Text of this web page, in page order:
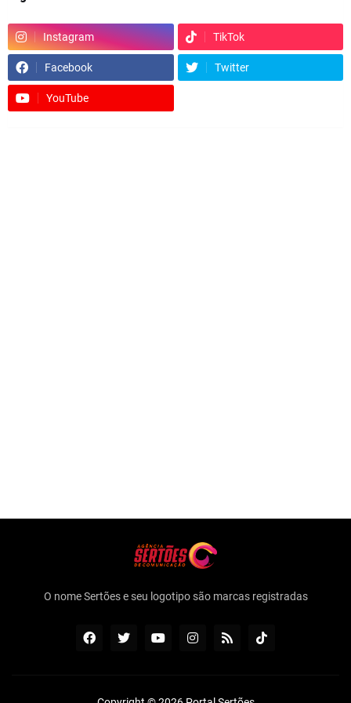
Instagram TikTok
Facebook Twitter
YouTube
O nome Sertões e seu logotipo são marcas registradas